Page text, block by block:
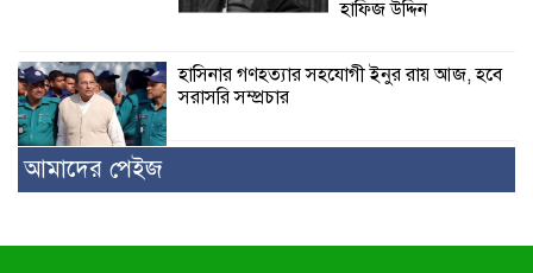
হাফিজ উদ্দিন
হাসিনার গণহত্যার সহযোগী ইনুর রায় আজ, হবে
সরাসরি সম্প্রচার
আমাদের পেইজ